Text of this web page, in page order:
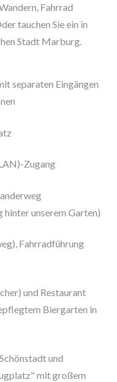
Fahrrad
tauchen Sie ein in
Stadt Marburg.
separaten Eingängen
Zugang
unserem Garten)
Fahrradführung
und Restaurant
Biergarten in
und
mit großem